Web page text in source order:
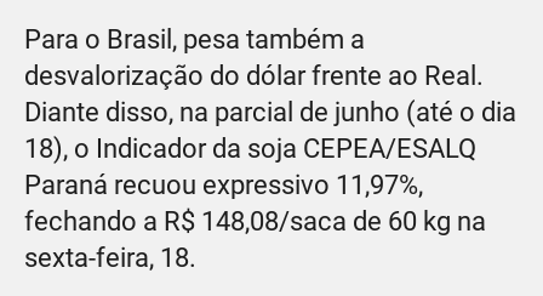
Para o Brasil, pesa também a
desvalorização do dólar frente ao Real.
Diante disso, na parcial de junho (até o dia
18), o Indicador da soja CEPEA/ESALQ
Paraná recuou expressivo 11,97%,
fechando a R$ 148,08/saca de 60 kg na
sexta-feira, 18.